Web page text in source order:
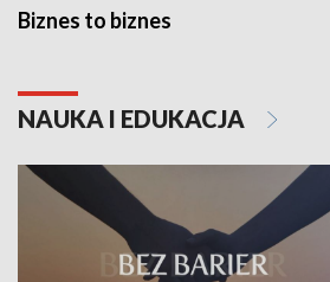
Biznes to biznes
NAUKA I EDUKACJA